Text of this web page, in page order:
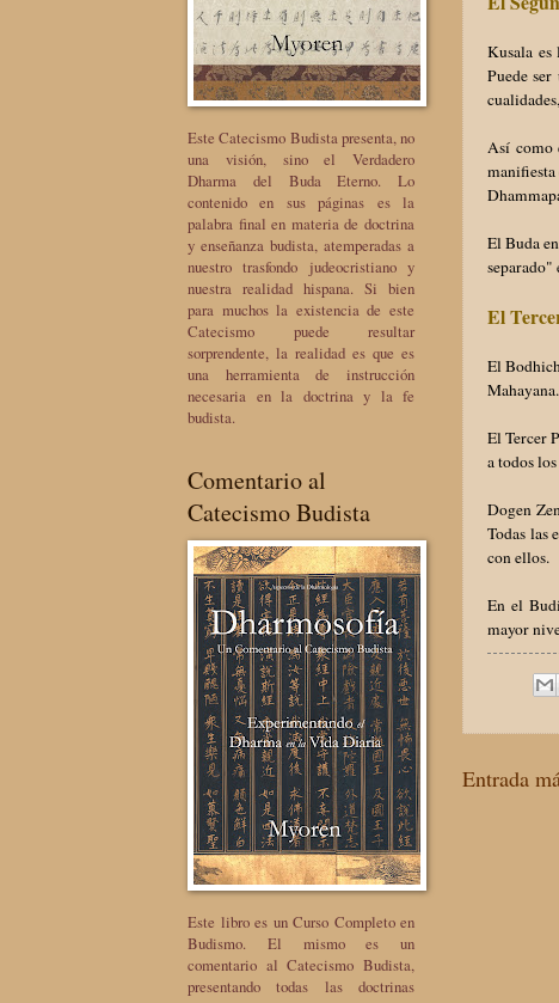
Kusala
Puede
Así como
manifiesta
El Buda
separado"
El
El
El Tercer
a todos
Dogen
Todas las
con ellos.
En el
mayor
Entrada
Este Catecismo Budista presenta, no
una visión, sino el Verdadero
Dharma del Buda Eterno. Lo
contenido en sus páginas es la
palabra final en materia de doctrina
y enseñanza budista, atemperadas a
nuestro trasfondo judeocristiano y
nuestra realidad hispana. Si bien
para muchos la existencia de este
Catecismo puede resultar
sorprendente, la realidad es que es
una herramienta de instrucción
necesaria en la doctrina y la fe
budista.
Comentario al
Catecismo Budista
Este libro es un Curso Completo en
Budismo. El mismo es un
comentario al Catecismo Budista,
presentando todas las doctrinas